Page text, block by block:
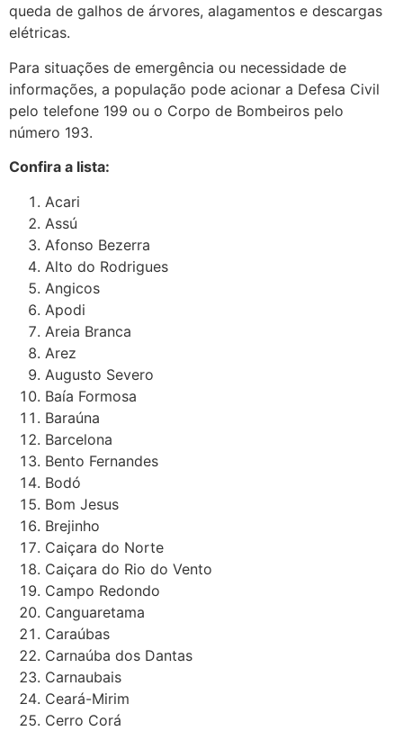
queda de galhos de árvores, alagamentos e descargas
elétricas.
Para situações de emergência ou necessidade de
informações, a população pode acionar a Defesa Civil
pelo telefone 199 ou o Corpo de Bombeiros pelo
número 193.
Confira a lista:
Acari
Assú
Afonso Bezerra
Alto do Rodrigues
Angicos
Apodi
Areia Branca
Arez
Augusto Severo
Baía Formosa
Baraúna
Barcelona
Bento Fernandes
Bodó
Bom Jesus
Brejinho
Caiçara do Norte
Caiçara do Rio do Vento
Campo Redondo
Canguaretama
Caraúbas
Carnaúba dos Dantas
Carnaubais
Ceará-Mirim
Cerro Corá